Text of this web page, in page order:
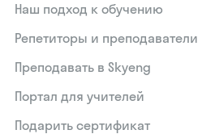
Наш подход к обучению
Репетиторы и преподаватели
Преподавать в Skyeng
Портал для учителей
Подарить сертификат